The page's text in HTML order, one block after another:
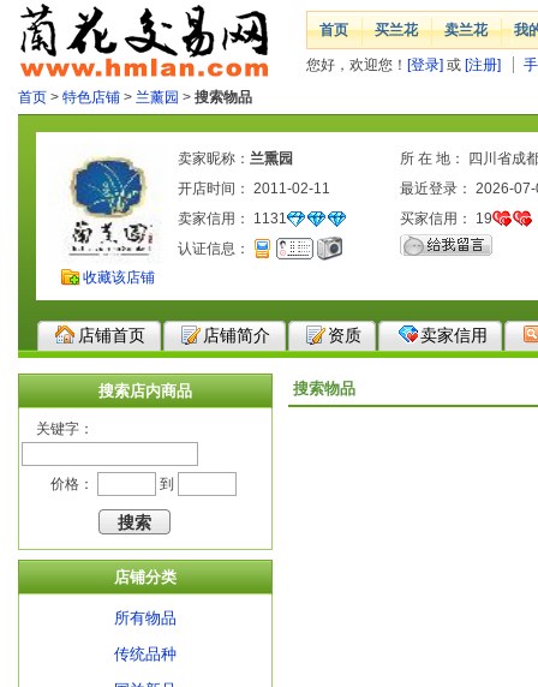
首页 买兰花 卖兰花 我
您好，欢迎您！ [登录] 或 [注册]
首页 > 特色店铺 > 兰薰园 > 搜索物品
收藏该店铺
卖家昵称： 兰熏园
所 在 地： 四川省成
开店时间： 2011-02-11
最近登录： 2026-
卖家信用： 1131 买家信用： 19
认证信息：
店铺首页 店铺简介 资质 卖家信用
搜索店内商品
关键字：
价格： 到
店铺分类
所有物品
传统品种
搜索物品